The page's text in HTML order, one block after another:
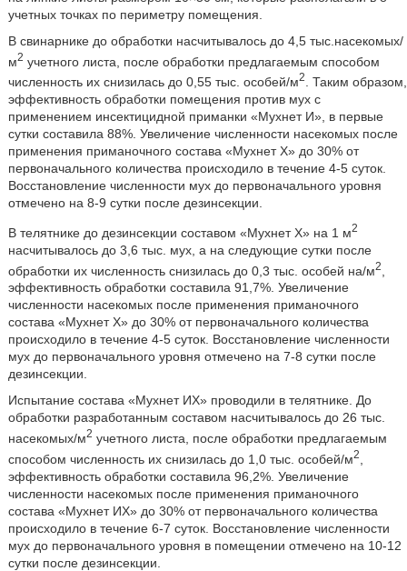
учетных точках по периметру помещения.
В свинарнике до обработки насчитывалось до 4,5 тыс.насекомых/
м2 учетного листа, после обработки предлагаемым способом
численность их снизилась до 0,55 тыс. особей/м2
. Таким образом,
эффективность обработки помещения против мух с
применением инсектицидной приманки «Мухнет И», в первые
сутки составила 88%. Увеличение численности насекомых после
применения приманочного состава «Мухнет X» до 30% от
первоначального количества происходило в течение 4-5 суток.
Восстановление численности мух до первоначального уровня
отмечено на 8-9 сутки после дезинсекции.
В телятнике до дезинсекции составом «Мухнет X» на 1 м2
насчитывалось до 3,6 тыс. мух, а на следующие сутки после
обработки их численность снизилась до 0,3 тыс. особей на/м2
эффективность обработки составила 91,7%. Увеличение
численности насекомых после применения приманочного
состава «Мухнет X» до 30% от первоначального количества
происходило в течение 4-5 суток. Восстановление численности
мух до первоначального уровня отмечено на 7-8 сутки после
дезинсекции.
Испытание состава «Мухнет ИХ» проводили в телятнике. До
обработки разработанным составом насчитывалось до 26 тыс.
насекомых/м2 учетного листа, после обработки предлагаемым
способом численность их снизилась до 1,0 тыс. особей/м2
эффективность обработки составила 96,2%. Увеличение
численности насекомых после применения приманочного
состава «Мухнет ИХ» до 30% от первоначального количества
происходило в течение 6-7 суток. Восстановление численности
мух до первоначального уровня в помещении отмечено на 10-12
сутки после дезинсекции.